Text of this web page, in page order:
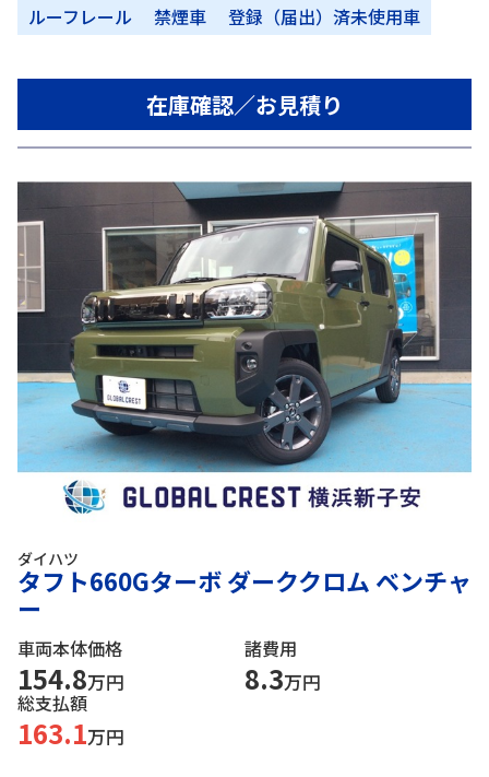
ルーフレール
禁煙車 登録（届出）済未使用車
在庫確認／お見積り
ダイハツ
タフト660Gターボ ダーククロム ベンチャ
ー
車両本体価格
154.8万円
諸費用
8.3万円
総支払額
163.1万円